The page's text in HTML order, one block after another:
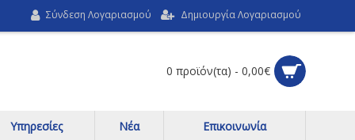
Σύνδεση Λογαριασμού Δημιουργία Λογαριασμού
0 προϊόν(τα) - 0,00€
Υπηρεσίες Νέα Επικοινωνία